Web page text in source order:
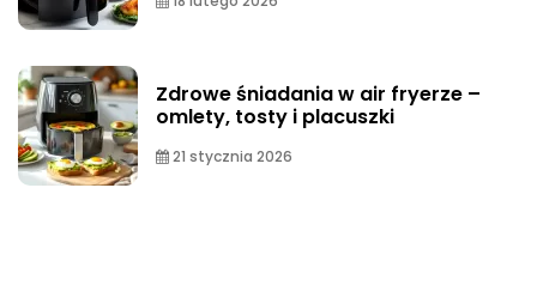
Zdrowe śniadania w air fryerze –
omlety, tosty i placuszki
21 stycznia 2026